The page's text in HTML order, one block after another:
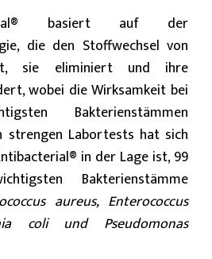
basiert auf der
die den Stoffwechsel von
sie eliminiert und ihre
wobei die Wirksamkeit bei
Bakterienstämmen
strengen Labortests hat sich
in der Lage ist, 99
Bakterienstämme
aureus, Enterococcus
coli und Pseudomonas